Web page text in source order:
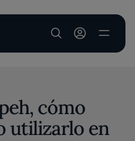
User account
cómo
utilizarlo en